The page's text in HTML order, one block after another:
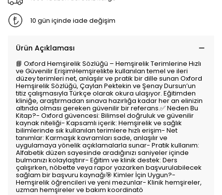
10 gün içinde iade değişim
Ürün Açıklaması
📘 Oxford Hemşirelik Sözlüğü – Hemşirelik Terimlerine Hızlı
ve Güvenilir ErişimHemşirelikte kullanılan temel ve ileri
düzey terimleri net, anlaşılır ve pratik bir dille sunan Oxford
Hemşirelik Sözlüğü, Çaylan Pektekin ve Şenay Dursun’un
titiz çalışmasıyla Türkçe olarak okura ulaşıyor. Eğitimden
kliniğe, araştırmadan sınava hazırlığa kadar her an elinizin
altında olması gereken güvenilir bir referans.✅ Neden Bu
Kitap?- Oxford güvencesi: Bilimsel doğruluk ve güvenilir
kaynak niteliği- Kapsamlı içerik: Hemşirelik ve sağlık
bilimlerinde sık kullanılan terimlere hızlı erişim- Net
tanımlar: Karmaşık kavramları sade, anlaşılır ve
uygulamaya yönelik açıklamalarla sunar- Pratik kullanım:
Alfabetik düzen sayesinde aradığınızı saniyeler içinde
bulmanızı kolaylaştırır- Eğitim ve klinik destek: Ders
çalışırken, nöbette veya rapor yazarken başvurulabilecek
sağlam bir başvuru kaynağı🎯 Kimler İçin Uygun?-
Hemşirelik öğrencileri ve yeni mezunlar- Klinik hemşireler,
uzman hemşireler ve bakım koordinatö